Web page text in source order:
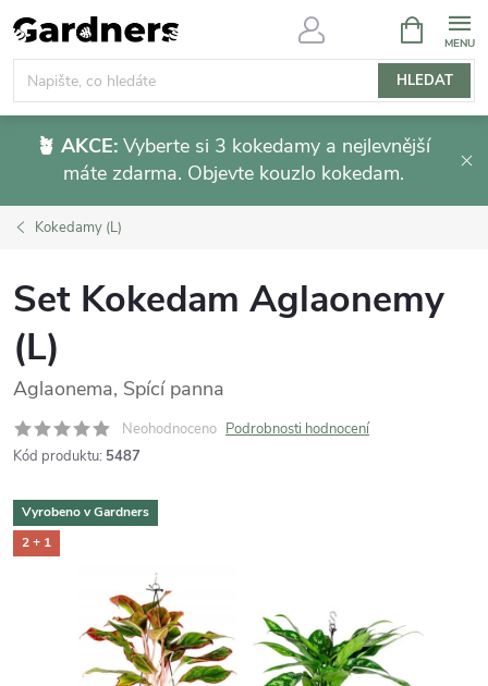
Přejít
na
obsah
HLEDAT
NÁKUPNÍ
KOŠÍK
🪴 AKCE: Vyberte si 3 kokedamy a nejlevnější
máte zdarma. Objevte kouzlo kokedam.
Kokedamy (L)
Set Kokedam Aglaonemy
(L)
Aglaonema, Spící panna
Neohodnoceno Podrobnosti hodnocení
Kód produktu: 5487
Vyrobeno v Gardners
2 + 1